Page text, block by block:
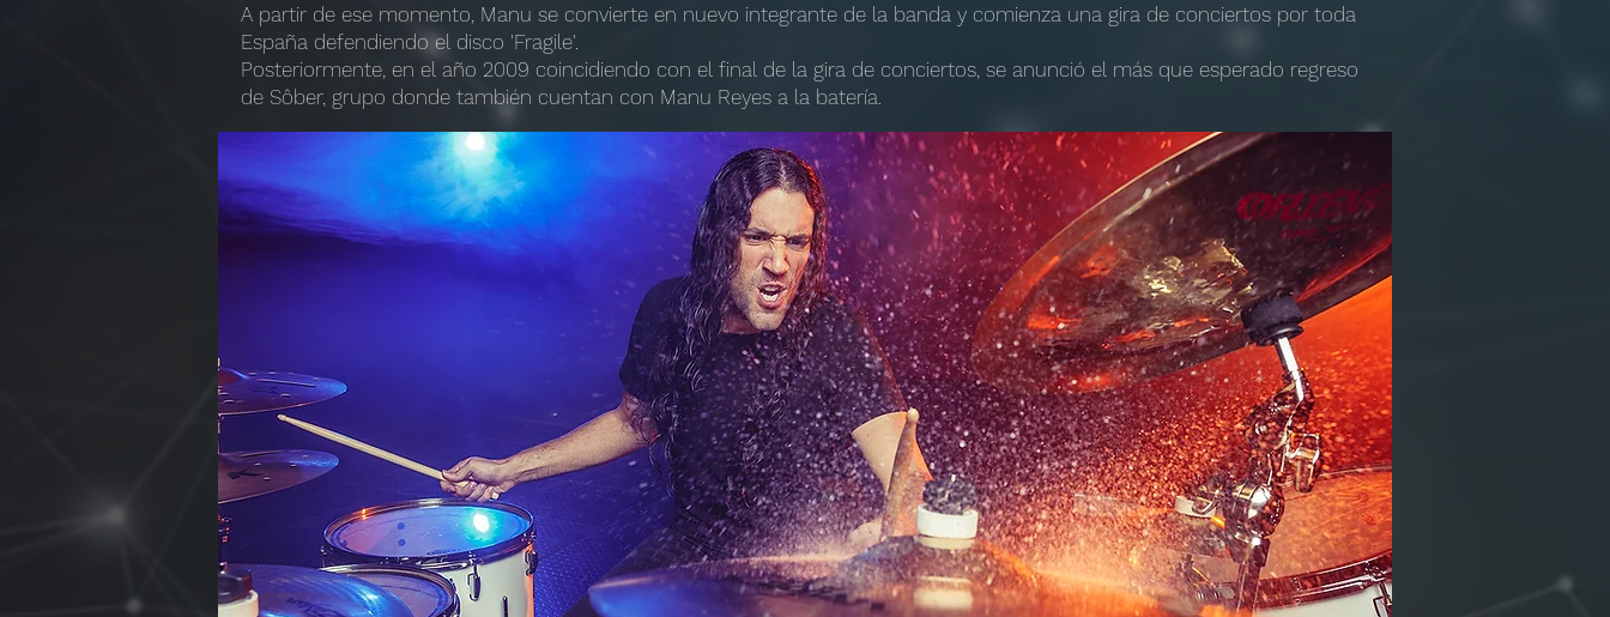
A partir de ese momento, Manu se convierte en nuevo integrante de la banda y comienza una gira de conciertos por toda
España defendiendo el disco 'Fragile'.
Posteriormente, en el año 2009 coincidiendo con el final de la gira de conciertos, se anunció el más que esperado regreso
de Sôber, grupo donde también cuentan con Manu Reyes a la batería.